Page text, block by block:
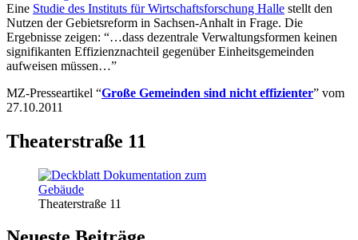
Eine Studie des Instituts für Wirtschaftsforschung Halle stellt den
Nutzen der Gebietsreform in Sachsen-Anhalt in Frage. Die
Ergebnisse zeigen: “…dass dezentrale Verwaltungsformen keinen
signifikanten Effizienznachteil gegenüber Einheitsgemeinden
aufweisen müssen…”
MZ-Presseartikel “Große Gemeinden sind nicht effizienter” vom
27.10.2011
Theaterstraße 11
Theaterstraße 11